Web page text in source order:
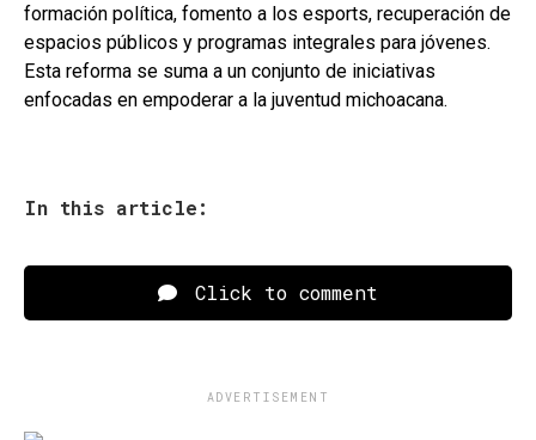
formación política, fomento a los esports, recuperación de
espacios públicos y programas integrales para jóvenes.
Esta reforma se suma a un conjunto de iniciativas
enfocadas en empoderar a la juventud michoacana.
In this article:
Click to comment
ADVERTISEMENT